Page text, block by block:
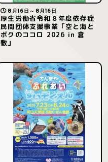
8月16日～8月16日
厚生労働省令和８年度依存症
民間団体支援事業「空と海と
ボクのココロ 2026 in 倉
敷」